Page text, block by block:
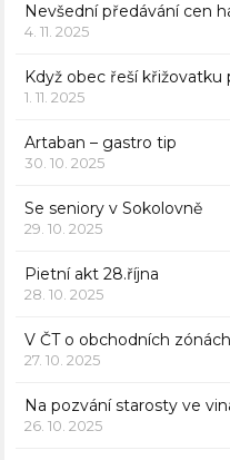
Nevšední předávání cen
4. 11. 2025
Když obec řeší křižovatku
1. 11. 2025
Artaban – gastro tip
30. 10. 2025
Se seniory v Sokolovně
29. 10. 2025
Pietní akt 28.října
28. 10. 2025
V ČT o obchodních zónách
27. 10. 2025
Na pozvání starosty ve
26. 10. 2025